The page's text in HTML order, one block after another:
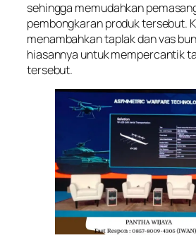
sehingga memudahkan
pembongkaran produk tersebut.
menambahkan taplak dan vas
hiasannya untuk mempercantik
tersebut.